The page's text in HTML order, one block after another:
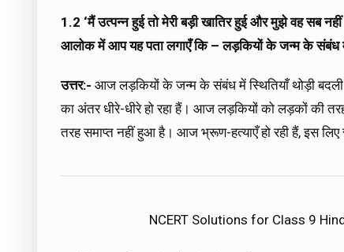
1.2 ‘मैं उत्पन्न हुई तो मेरी बड़ी खातिर हुई और मुझे वह सब
आलोक में आप यह पता लगाएँ कि – लड़कियों के जन्म के संबंध
उत्तर:- आज लड़कियों के जन्म के संबंध में स्थितियाँ थोड़ी
का अंतर धीरे-धीरे हो रहा हैं। आज लड़कियों को लड़कों की
तरह समाप्त नहीं हुआ है। आज भ्रूण-हत्याएँ हो रही हैं, इस
NCERT Solutions for Class 9